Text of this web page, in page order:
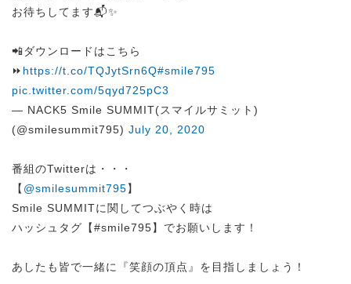
お待ちしてます📬✨
📲ダウンロードはこちら
⏩ https://t.co/TQJytSrn6Q#smile795
pic.twitter.com/5qyd725pC3
— NACK5 Smile SUMMIT(スマイルサミット)
(@smilesummit795) July 20, 2020
番組のTwitterは・・・
【 @smilesummit795】
Smile SUMMITに関してつぶやく時は
ハッシュタグ【#smile795】でお願いします！
あしたも皆で一緒に『笑顔の頂点』を目指しましょう！